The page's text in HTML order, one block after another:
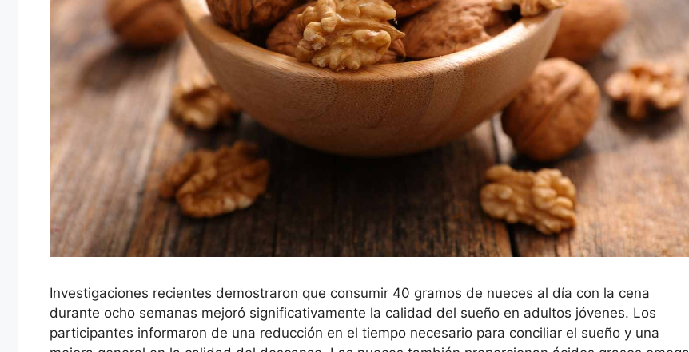
Investigaciones recientes demostraron que consumir 40 gramos de nueces al día con la cena
durante ocho semanas mejoró significativamente la calidad del sueño en adultos jóvenes. Los
participantes informaron de una reducción en el tiempo necesario para conciliar el sueño y una